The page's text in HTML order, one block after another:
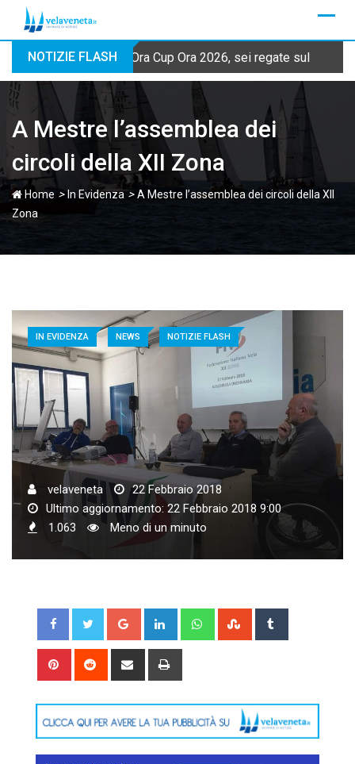
NOTIZIE FLASH Ora Cup Ora 2026, sei regate sul
A Mestre l’assemblea dei
circoli della XII Zona
Home > In Evidenza>A Mestre l’assemblea dei circoli della XII
Zona
IN EVIDENZA NEWS NOTIZIE FLASH
velaveneta
22 Febbraio 2018
Ultimo aggiornamento: 22 Febbraio 2018 9:00
1.063
Meno di un minuto
Google+ LinkedIn WhatsappStumbleUpon
Pinterest Reddit
Share